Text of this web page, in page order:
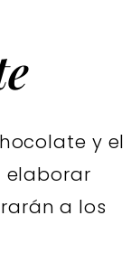
y el
elaborar
a los